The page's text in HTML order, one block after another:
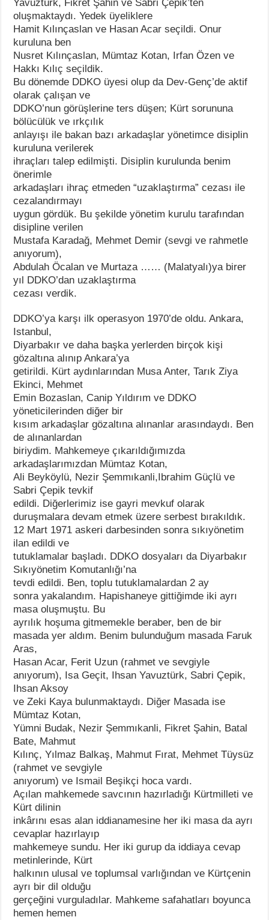
Yavuztürk, Fikret Şahin ve Sabri Çepik’ten
oluşmaktaydı. Yedek üyeliklere
Hamit Kılınçaslan ve Hasan Acar seçildi. Onur
kuruluna ben
Nusret Kılınçaslan, Mümtaz Kotan, Irfan Özen ve
Hakkı Kılıç seçildik.
Bu dönemde DDKO üyesi olup da Dev-Genç’de aktif
olarak çalışan ve
DDKO’nun görüşlerine ters düşen; Kürt sorununa
bölücülük ve ırkçılık
anlayışı ile bakan bazı arkadaşlar yönetimce disiplin
kuruluna verilerek
ihraçları talep edilmişti. Disiplin kurulunda benim
önerimle
arkadaşları ihraç etmeden “uzaklaştırma” cezası ile
cezalandırmayı
uygun gördük. Bu şekilde yönetim kurulu tarafından
disipline verilen
Mustafa Karadağ, Mehmet Demir (sevgi ve rahmetle
anıyorum),
Abdulah Öcalan ve Murtaza …… (Malatyalı)ya birer
yıl DDKO’dan uzaklaştırma
cezası verdik.
DDKO’ya karşı ilk operasyon 1970’de oldu. Ankara,
Istanbul,
Diyarbakır ve daha başka yerlerden birçok kişi
gözaltına alınıp Ankara’ya
getirildi. Kürt aydınlarından Musa Anter, Tarık Ziya
Ekinci, Mehmet
Emin Bozaslan, Canip Yıldırım ve DDKO
yöneticilerinden diğer bir
kısım arkadaşlar gözaltına alınanlar arasındaydı. Ben
de alınanlardan
biriydim. Mahkemeye çıkarıldığımızda
arkadaşlarımızdan Mümtaz Kotan,
Ali Beyköylü, Nezir Şemmıkanli,Ibrahim Güçlü ve
Sabri Çepik tevkif
edildi. Diğerlerimiz ise gayri mevkuf olarak
duruşmalara devam etmek üzere serbest bırakıldık.
12 Mart 1971 askeri darbesinden sonra sıkıyönetim
ilan edildi ve
tutuklamalar başladı. DDKO dosyaları da Diyarbakır
Sıkıyönetim Komutanlığı’na
tevdi edildi. Ben, toplu tutuklamalardan 2 ay
sonra yakalandım. Hapishaneye gittiğimde iki ayrı
masa oluşmuştu. Bu
ayrılık hoşuma gitmemekle beraber, ben de bir
masada yer aldım. Benim bulunduğum masada Faruk
Aras,
Hasan Acar, Ferit Uzun (rahmet ve sevgiyle
anıyorum), Isa Geçit, Ihsan Yavuztürk, Sabri Çepik,
Ihsan Aksoy
ve Zeki Kaya bulunmaktaydı. Diğer Masada ise
Mümtaz Kotan,
Yümni Budak, Nezir Şemmıkanli, Fikret Şahin, Batal
Bate, Mahmut
Kılınç, Yılmaz Balkaş, Mahmut Fırat, Mehmet Tüysüz
(rahmet ve sevgiyle
anıyorum) ve Ismail Beşikçi hoca vardı.
Açılan mahkemede savcının hazırladığı Kürtmilleti ve
Kürt dilinin
inkârını esas alan iddianamesine her iki masa da ayrı
cevaplar hazırlayıp
mahkemeye sundu. Her iki gurup da iddiaya cevap
metinlerinde, Kürt
halkının ulusal ve toplumsal varlığından ve Kürtçenin
ayrı bir dil olduğu
gerçeğini vurguladılar. Mahkeme safahatları boyunca
hemen hemen